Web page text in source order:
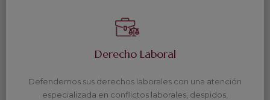
Derecho Laboral
Defendemos sus derechos laborales con una atención
especializada en conflictos laborales, despidos,